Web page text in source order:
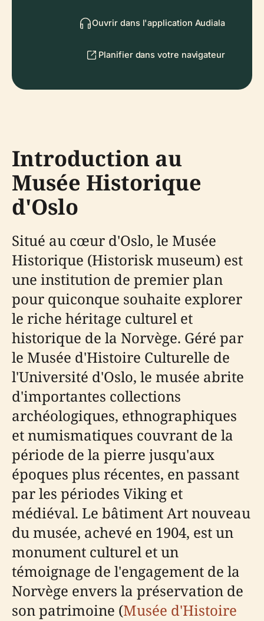
Ouvrir dans l'application Audiala
Planifier dans votre navigateur
Introduction au
Musée Historique
d'Oslo
Situé au cœur d'Oslo, le Musée
Historique (Historisk museum) est
une institution de premier plan
pour quiconque souhaite explorer
le riche héritage culturel et
historique de la Norvège. Géré par
le Musée d'Histoire Culturelle de
l'Université d'Oslo, le musée abrite
d'importantes collections
archéologiques, ethnographiques
et numismatiques couvrant de la
période de la pierre jusqu'aux
époques plus récentes, en passant
par les périodes Viking et
médiéval. Le bâtiment Art nouveau
du musée, achevé en 1904, est un
monument culturel et un
témoignage de l'engagement de la
Norvège envers la préservation de
son patrimoine (Musée d'Histoire